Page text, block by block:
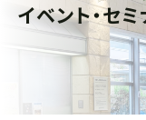
イベント・セ